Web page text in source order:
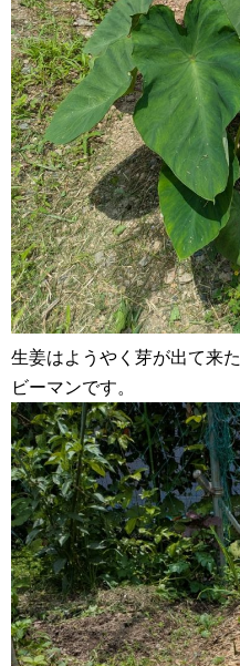
生姜はようやく芽が出て来
ビーマンです。